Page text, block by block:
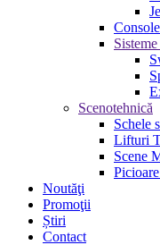
Scenotehnică
Schele
Lifturi
Scene
Noutăţi
Promoţii
Știri
Contact